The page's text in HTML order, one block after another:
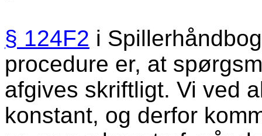
§ 124F2 i
procedure er, at
afgives skriftligt. Vi ved
konstant, og derfor